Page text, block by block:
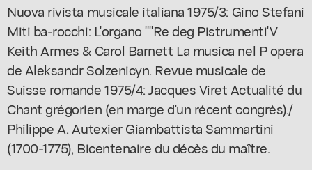
Nuova rivista musicale italiana 1975/3: Gino Stefani
Miti ba-rocchi: L'organo ""Re deg Pistrumenti'V
Keith Armes & Carol Barnett La musica nel P opera
de Aleksandr Solzenicyn. Revue musicale de
Suisse romande 1975/4: Jacques Viret Actualité du
Chant grégorien (en marge d'un récent congrès)./
Philippe A. Autexier Giambattista Sammartini
(1700-1775), Bicentenaire du décès du maître.